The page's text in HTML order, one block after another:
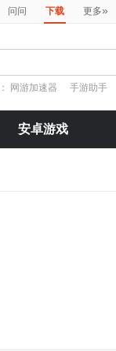
问问 下载 更多»
网游加速器 手游助手
安卓游戏